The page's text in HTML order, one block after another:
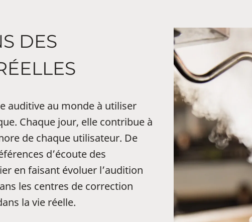
DES
auditive au monde à utiliser
Chaque jour, elle contribue à
de chaque utilisateur. De
d’écoute des
en faisant évoluer l’audition
les centres de correction
la vie réelle.